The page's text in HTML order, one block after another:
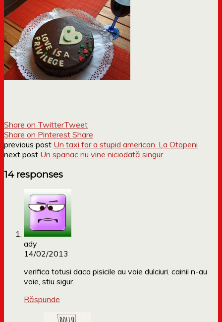
Share on TwitterTweet
Share on Pinterest Share
previous post Un taxi for a stupid american. La Otopeni
next post Un spanac nu vine niciodată singur
14 responses
ady
14/02/2013
verifica totusi daca pisicile au voie dulciuri. cainii n-au
voie, stiu sigur.
Răspunde